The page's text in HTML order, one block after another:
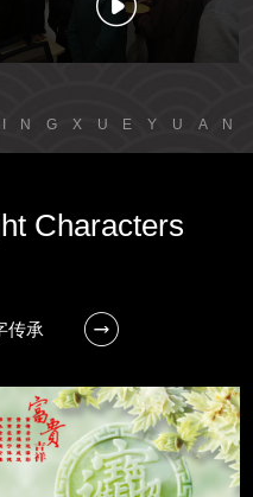
I N G X U E Y U A N
Characters
传承